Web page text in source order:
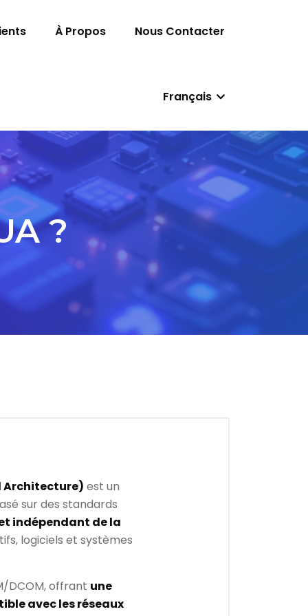
À Propos Nous Contacter
Français
?
Architecture) est un
sur des standards
indépendant de la
logiciels et systèmes
DCOM, offrant une
avec les réseaux